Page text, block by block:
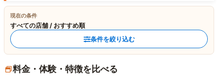
現在の条件
すべての店舗 / おすすめ順
条件を絞り込む
料金・体験・特徴を比べる